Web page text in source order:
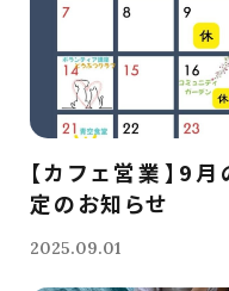
【カフェ営業】9
定のお知らせ
2025.09.01